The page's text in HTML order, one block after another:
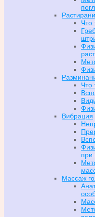
Что
Что
Вибрация
при
Массаж